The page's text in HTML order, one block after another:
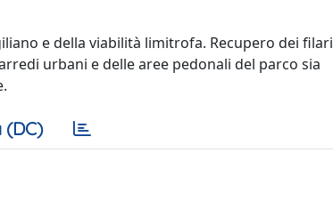
e della viabilità limitrofa. Recupero dei filari
urbani e delle aree pedonali del parco sia
(DC)